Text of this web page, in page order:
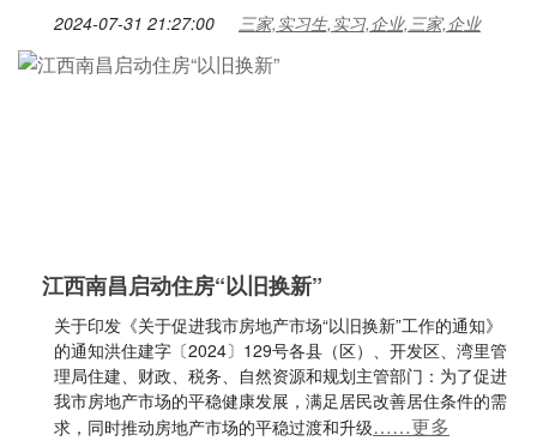
2024-07-31 21:27:00 三家,实习生,实习,企业,三家,企业
江西南昌启动住房“以旧换新”
关于印发《关于促进我市房地产市场“以旧换新”工作的通知》
的通知洪住建字〔2024〕129号各县（区）、开发区、湾里管
理局住建、财政、税务、自然资源和规划主管部门：为了促进
我市房地产市场的平稳健康发展，满足居民改善居住条件的需
求，同时推动房地产市场的平稳过渡和升级……更多